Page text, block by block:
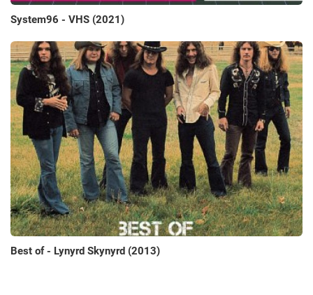
System96 - VHS (2021)
Best of - Lynyrd Skynyrd (2013)